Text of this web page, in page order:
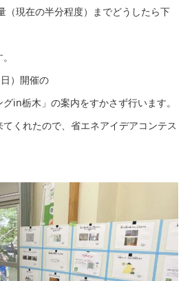
（現在の半分程度）までどうしたら下
）開催の
グin栃木」の案内をすかさず行います。
くれたので、省エネアイデアコンテス